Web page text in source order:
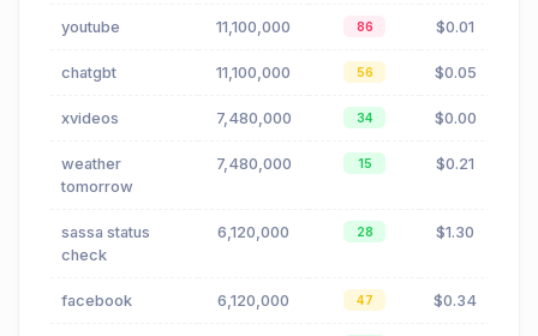
youtube 11,100,000 86 $0.01
chatgbt 11,100,000 56 $0.05
xvideos 7,480,000 34 $0.00
weather
tomorrow
7,480,000 15 $0.21
sassa status
check
6,120,000 28 $1.30
facebook 6,120,000 47 $0.34